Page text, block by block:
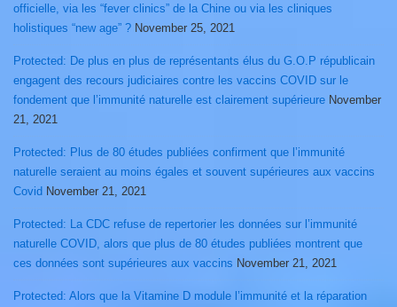
officielle, via les “fever clinics” de la Chine ou via les cliniques
holistiques “new age” ? November 25, 2021
Protected: De plus en plus de représentants élus du G.O.P républicain
engagent des recours judiciaires contre les vaccins COVID sur le
fondement que l’immunité naturelle est clairement supérieure November
21, 2021
Protected: Plus de 80 études publiées confirment que l’immunité
naturelle seraient au moins égales et souvent supérieures aux vaccins
Covid November 21, 2021
Protected: La CDC refuse de repertorier les données sur l’immunité
naturelle COVID, alors que plus de 80 études publiées montrent que
ces données sont supérieures aux vaccins November 21, 2021
Protected: Alors que la Vitamine D module l’immunité et la réparation